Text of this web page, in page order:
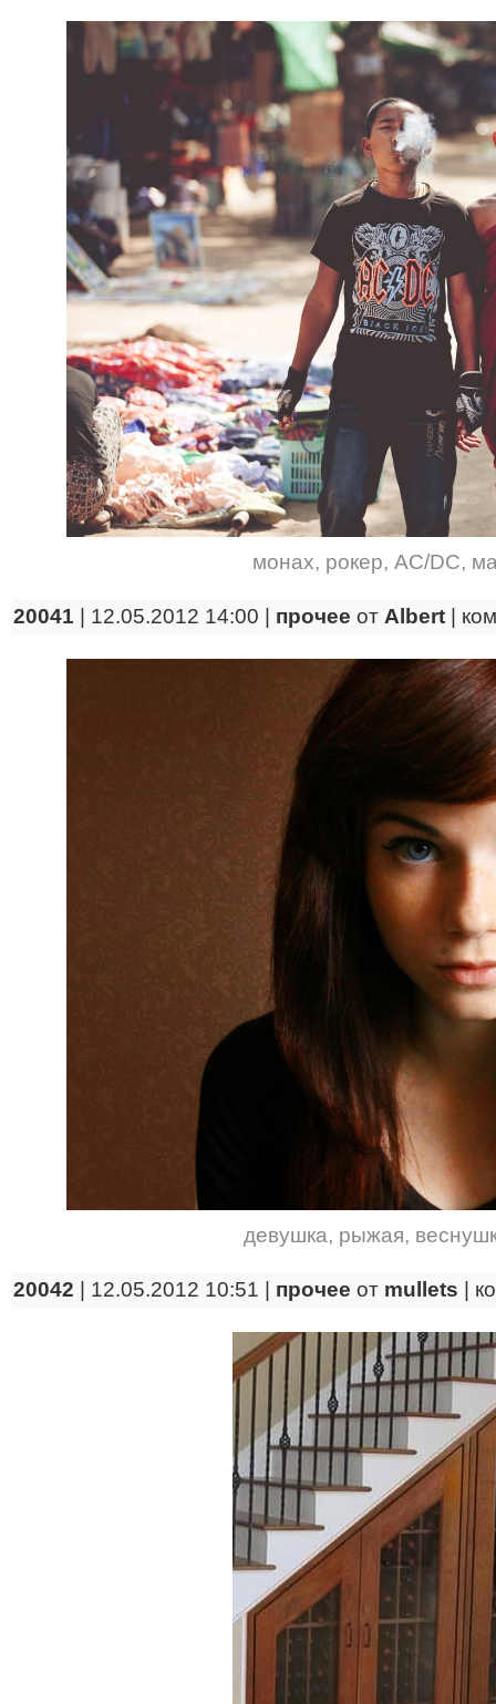
монах, рокер, AC/DC,
20041 | 12.05.2012 14:00 | прочее от Albert
девушка, рыжая,
20042 | 12.05.2012 10:51 | прочее от mullets